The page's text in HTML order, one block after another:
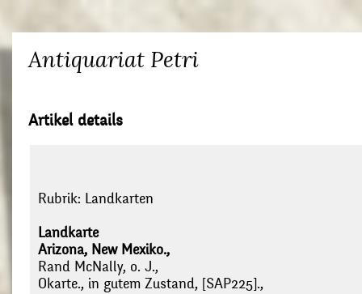
Antiquariat Petri
Artikel details
Rubrik: Landkarten
Landkarte
Arizona, New Mexiko.,
Rand McNally, o. J.,
Okarte., in gutem Zustand, [SAP225].,